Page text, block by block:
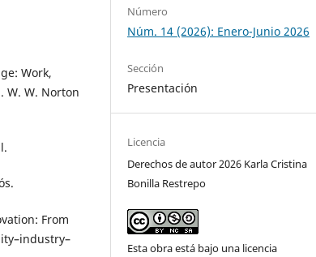
Work,
W. Norton
From
Número
Núm. 14 (2026): Enero-Junio 2026
Sección
Presentación
Licencia
Derechos de autor 2026 Karla Cristina
Bonilla Restrepo
Esta obra está bajo una licencia